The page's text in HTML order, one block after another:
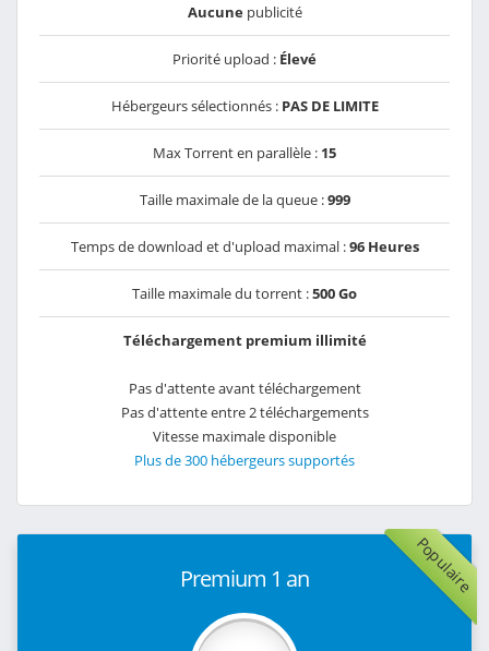
Aucunepublicité
Priorité upload : Élevé
Hébergeurs sélectionnés : PAS DE LIMITE
Max Torrent en parallèle : 15
Taille maximale de la queue :999
Temps de download et d'upload maximal :96 Heures
Taille maximale du torrent :500 Go
Téléchargement premium illimité
Pas d'attente avant téléchargement
Pas d'attente entre 2 téléchargements
Vitesse maximale disponible
Plus de 300 hébergeurs supportés
Populaire
Premium 1 an